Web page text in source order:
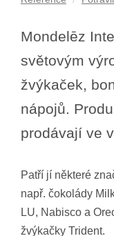
Mondelēz
světovým
žvýkaček,
nápojů.
prodávají ve
Patří jí některé
např. čokolády
LU, Nabisco a
žvýkačky Trident.